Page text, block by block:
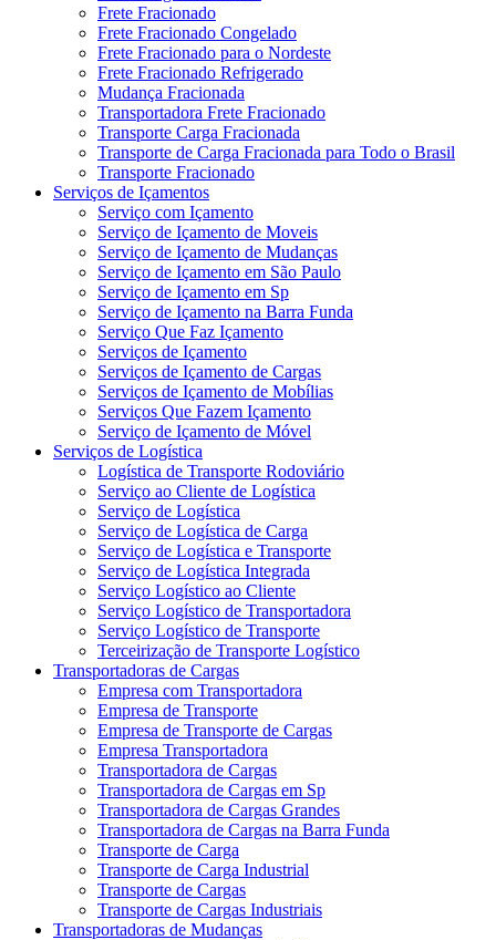
Frete Fracionado
Frete Fracionado Congelado
Frete Fracionado para o Nordeste
Frete Fracionado Refrigerado
Mudança Fracionada
Transportadora Frete Fracionado
Transporte Carga Fracionada
Transporte de Carga Fracionada para Todo o Brasil
Transporte Fracionado
Serviços de Içamentos
Serviço com Içamento
Serviço de Içamento de Moveis
Serviço de Içamento de Mudanças
Serviço de Içamento em São Paulo
Serviço de Içamento em Sp
Serviço de Içamento na Barra Funda
Serviço Que Faz Içamento
Serviços de Içamento
Serviços de Içamento de Cargas
Serviços de Içamento de Mobílias
Serviços Que Fazem Içamento
Serviço de Içamento de Móvel
Serviços de Logística
Logística de Transporte Rodoviário
Serviço ao Cliente de Logística
Serviço de Logística
Serviço de Logística de Carga
Serviço de Logística e Transporte
Serviço de Logística Integrada
Serviço Logístico ao Cliente
Serviço Logístico de Transportadora
Serviço Logístico de Transporte
Terceirização de Transporte Logístico
Transportadoras de Cargas
Empresa com Transportadora
Empresa de Transporte
Empresa de Transporte de Cargas
Empresa Transportadora
Transportadora de Cargas
Transportadora de Cargas em Sp
Transportadora de Cargas Grandes
Transportadora de Cargas na Barra Funda
Transporte de Carga
Transporte de Carga Industrial
Transporte de Cargas
Transporte de Cargas Industriais
Transportadoras de Mudanças